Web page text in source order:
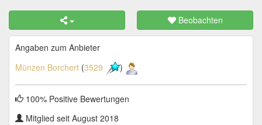
Beobachten
Angaben zum Anbieter
Münzen Borchert (3529 )
100% Positive Bewertungen
Mitglied seit August 2018